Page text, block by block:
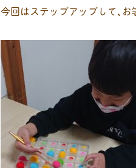
今回はステップアップして､お